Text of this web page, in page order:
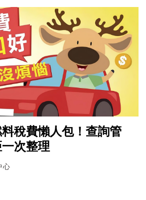
料稅費懶人包！查詢管
次整理
心